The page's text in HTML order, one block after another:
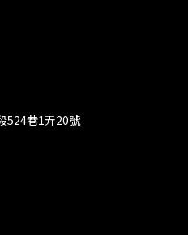
524巷1弄20號